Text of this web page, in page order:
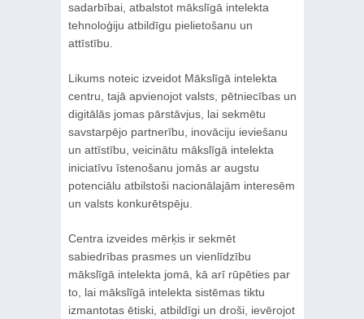
sadarbībai, atbalstot mākslīgā intelekta
tehnoloģiju atbildīgu pielietošanu un
attīstību.
Likums noteic izveidot Mākslīgā intelekta
centru, tajā apvienojot valsts, pētniecības un
digitālās jomas pārstāvjus, lai sekmētu
savstarpējo partnerību, inovāciju ieviešanu
un attīstību, veicinātu mākslīgā intelekta
iniciatīvu īstenošanu jomās ar augstu
potenciālu atbilstoši nacionālajām interesēm
un valsts konkurētspēju.
Centra izveides mērķis ir sekmēt
sabiedrības prasmes un vienlīdzību
mākslīgā intelekta jomā, kā arī rūpēties par
to, lai mākslīgā intelekta sistēmas tiktu
izmantotas ētiski, atbildīgi un droši, ievērojot